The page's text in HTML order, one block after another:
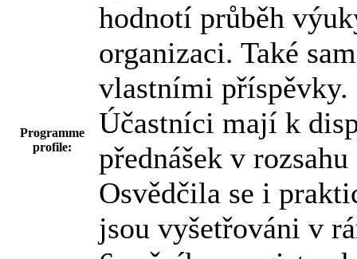
Programme
profile:
hodnotí průběh
organizaci. Také
vlastními příspěvky.
Účastníci mají k
přednášek v
Osvědčila se i
jsou vyšetřováni v